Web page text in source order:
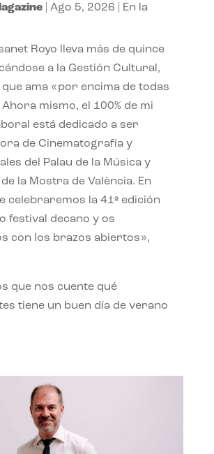
| Ago 5, 2026
En la
Royo lleva más de quince
a la Gestión Cultural,
ama «por encima de todas
Ahora mismo, el 100% de mi
está dedicado a ser
de Cinematografía y
del Palau de la Música y
la Mostra de València. En
celebraremos la 41ª edición
festival decano y os
con los brazos abiertos»,
que nos cuente qué
tiene un buen día de verano